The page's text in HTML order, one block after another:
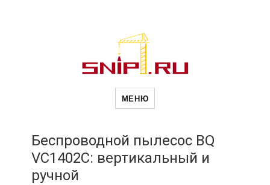
Новости
другие связанные со стройкой
рубрики
МЕНЮ
Беспроводной пылесос BQ
VC1402C: вертикальный и
ручной